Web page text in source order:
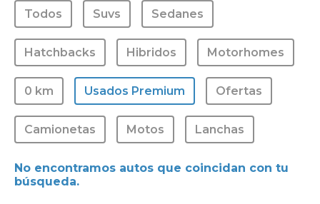
VENDÉ TU AUTO
CLIENTES
PREGUNTAS FRECUENTES
GARANTÍA CARMAK
CONOCÉ CARMAK
Todos Suvs Sedanes
Hatchbacks Hibridos Motorhomes
0 km Usados Premium Ofertas
Camionetas Motos Lanchas
No encontramos autos que coincidan con tu
búsqueda.